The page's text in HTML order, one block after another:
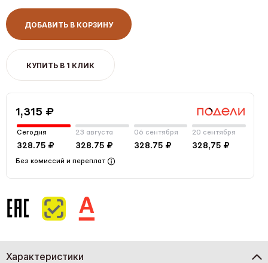
ДОБАВИТЬ В КОРЗИНУ
КУПИТЬ В 1 КЛИК
1,315 ₽
Сегодня
328.75 ₽
23 августа
328.75 ₽
06 сентября
328.75 ₽
20 сентября
328,75 ₽
Без комиссий и переплат
Характеристики